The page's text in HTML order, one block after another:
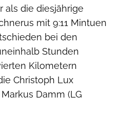
als die diesjährige
mit 9:11 Mintuen
bei den
Stunden
Kilometern
Christoph Lux
Damm (LG